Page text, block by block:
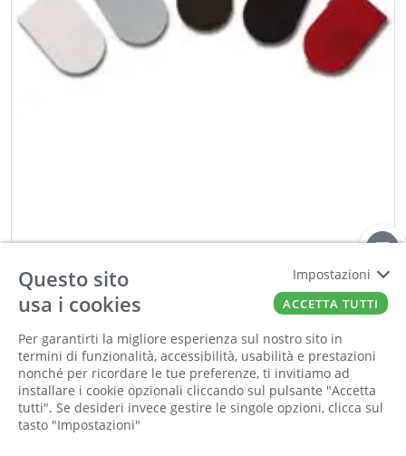
Informiamo la nostra clientela che saremo
chiusi per la pausa estiva dall'8 al 23 agosto
compresi. Tutti gli ordini online ricevuti
durante la chiusura saranno elaborati a partire
dal 24 agosto
KOBLENZ
Cod:00365611
K 61 COVER BI HD
Cod Tec:32.K61BI
− +
ORDINA
Questo sito
usa i cookies
Per garantirti la migliore esperienza sul nostro sito in
termini di funzionalità, accessibilità, usabilità e prestazioni
nonché per ricordare le tue preferenze, ti invitiamo ad
installare i cookie opzionali cliccando sul pulsante "Accetta
tutti". Se desideri invece gestire le singole opzioni, clicca sul
tasto "Impostazioni"
Impostazioni
ACCETTA TUTTI